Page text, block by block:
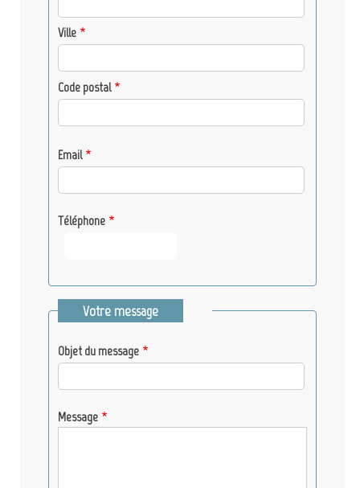
Ville
Code postal
Email
Téléphone
Votre message
Objet du message
Message